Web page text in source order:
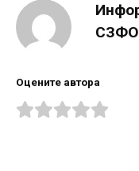
СЗФО
Оцените автора